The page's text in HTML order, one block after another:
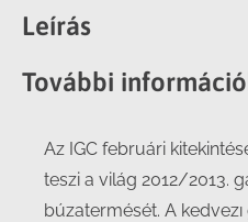
Facebook
X
Leírás
További
Az IGC februári
teszi a világ 2012/2013.
búzatermését. A